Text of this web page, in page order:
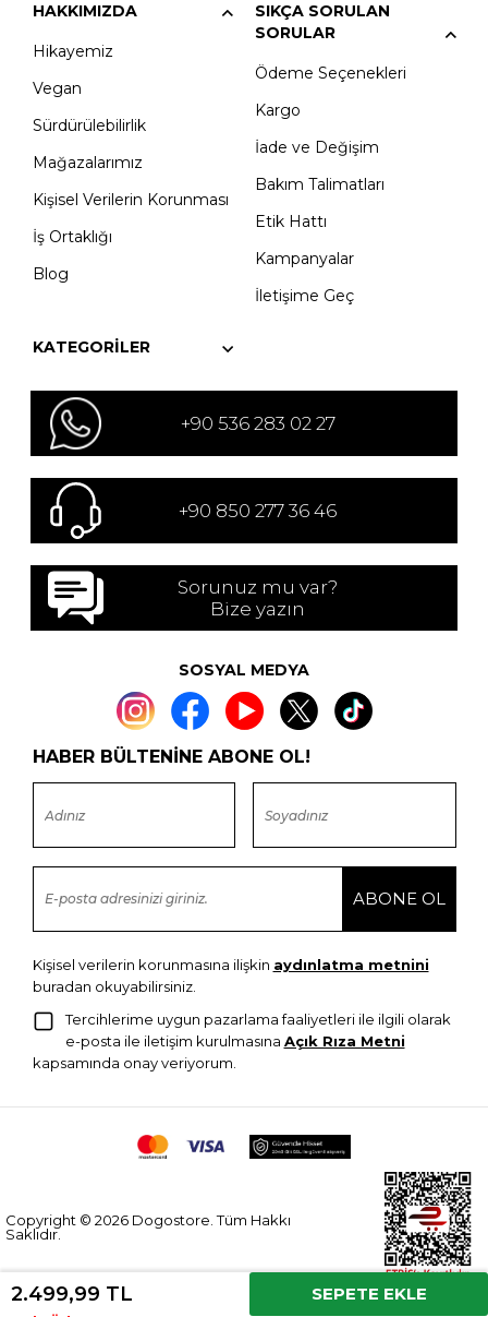
2.499,99 TL SEPETE EKLE
HAKKIMIZDA
Hikayemiz
Vegan
Sürdürülebilirlik
Mağazalarımız
Kişisel Verilerin Korunması
İş Ortaklığı
Blog
SIKÇA SORULAN
SORULAR
Ödeme Seçenekleri
Kargo
İade ve Değişim
Bakım Talimatları
Etik Hattı
Kampanyalar
İletişime Geç
KATEGORILER
+90 536 283 02 27
+90 850 277 36 46
Sorunuz mu var?
Bize yazın
SOSYAL MEDYA
HABER BÜLTENİNE ABONE OL!
Kişisel verilerin korunmasına ilişkin aydınlatma metnini
buradan okuyabilirsiniz.
Tercihlerime uygun pazarlama faaliyetleri ile ilgili olarak
e-posta ile iletişim kurulmasına Açık Rıza Metni
kapsamında onay veriyorum.
Copyright © 2026 Dogostore. Tüm Hakkı
Saklıdır.